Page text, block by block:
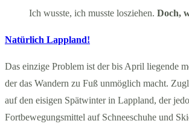
Ich wusste, ich musste losziehen. Doch,
Natürlich Lappland!
Das einzige Problem ist der bis April liegende
der das Wandern zu Fuß unmöglich macht.
auf den eisigen Spätwinter in Lappland, der
Fortbewegungsmittel auf Schneeschuhe und